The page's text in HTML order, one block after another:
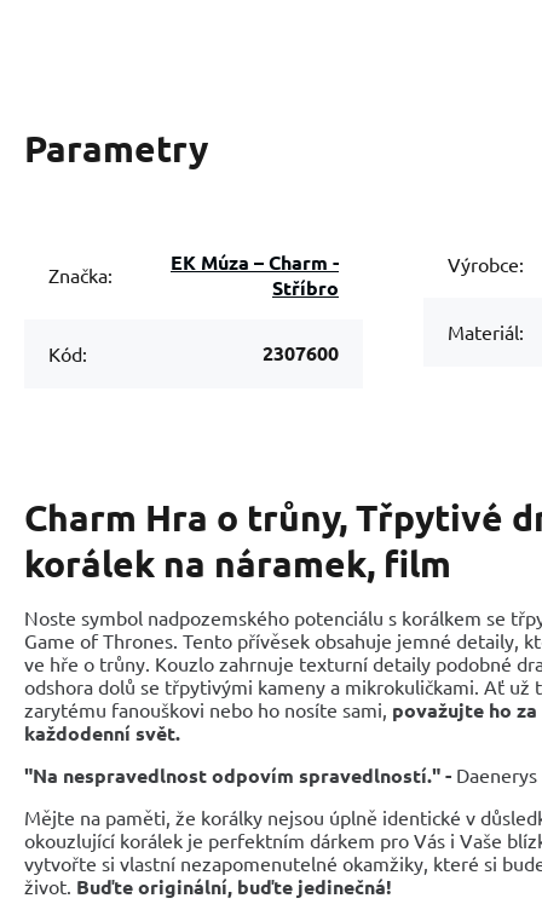
Parametry
Značka:
EK Múza – Charm -
Stříbro
Kód: 2307600
Výrobce:
Materiál:
Charm Hra o trůny, Třpytivé
korálek na náramek, film
Noste symbol nadpozemského potenciálu s korálkem se
Game of Thrones. Tento přívěsek obsahuje jemné detaily,
ve hře o trůny. Kouzlo zahrnuje texturní detaily podobné
odshora dolů se třpytivými kameny a mikrokuličkami. Ať už
zarytému fanouškovi nebo ho nosíte sami, považujte ho
každodenní svět.
"Na nespravedlnost odpovím spravedlností." - Daenerys
Mějte na paměti, že korálky nejsou úplně identické v
okouzlující korálek je perfektním dárkem pro Vás i Vaše
vytvořte si vlastní nezapomenutelné okamžiky, které si
život. Buďte originální, buďte jedinečná!